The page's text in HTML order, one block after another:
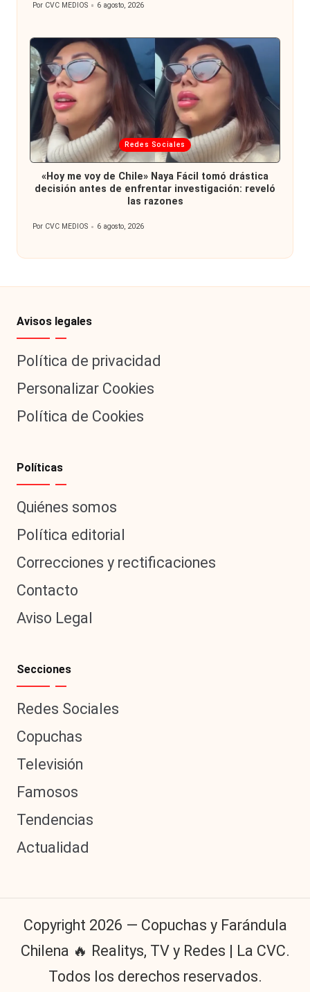
Publicado
Por CVC MEDIOS 6 agosto, 2026
Publicada
en
Redes Sociales
«Hoy me voy de Chile» Naya Fácil tomó drástica
decisión antes de enfrentar investigación: reveló
las razones
Publicado
Por CVC MEDIOS 6 agosto, 2026
Avisos legales
Política de privacidad
Personalizar Cookies
Política de Cookies
Políticas
Quiénes somos
Política editorial
Correcciones y rectificaciones
Contacto
Aviso Legal
Secciones
Redes Sociales
Copuchas
Televisión
Famosos
Tendencias
Actualidad
Copyright 2026 — Copuchas y Farándula
Chilena 🔥 Realitys, TV y Redes | La CVC.
Todos los derechos reservados.